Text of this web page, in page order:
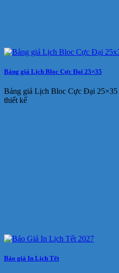
Bảng giá Lịch Bloc Cực Đại 25×35
Bảng giá Lịch Bloc Cực Đại 25×35
thiết kế
Báo giá In Lịch Tết